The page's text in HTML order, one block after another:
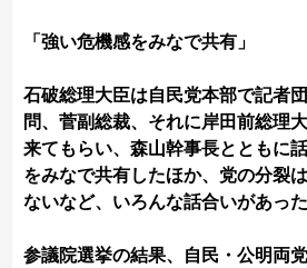
「強い危機感をみなで共有」
石破総理大臣は自民党本部で記者
問、菅副総裁、それに岸田前総理
来てもらい、森山幹事長とともに
をみなで共有したほか、党の分裂
ないなど、いろんな話合いがあっ
参議院選挙の結果、自民・公明両